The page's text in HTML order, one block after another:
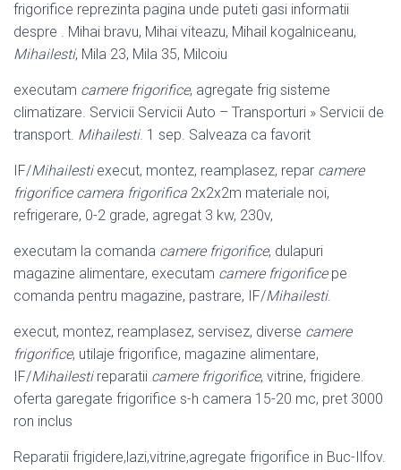
frigorifice reprezinta pagina unde puteti gasi informatii
despre . Mihai bravu, Mihai viteazu, Mihail kogalniceanu,
Mihailesti, Mila 23, Mila 35, Milcoiu
executam camere frigorifice, agregate frig sisteme
climatizare. Servicii Servicii Auto – Transporturi » Servicii de
transport. Mihailesti. 1 sep. Salveaza ca favorit
IF/Mihailestiexecut, montez, reamplasez, repar camere
frigorifice camera frigorifica 2x2x2m materiale noi,
refrigerare, 0-2 grade, agregat 3 kw, 230v,
executam la comanda camere frigorifice, dulapuri
magazine alimentare, executam camere frigorificepe
comanda pentru magazine, pastrare, IF/Mihailesti.
execut, montez, reamplasez, servisez, diverse camere
frigorifice, utilaje frigorifice, magazine alimentare,
IF/Mihailestireparatii camere frigorifice, vitrine, frigidere.
oferta garegate frigorifice s-h camera 15-20 mc, pret 3000
ron inclus
Reparatii frigidere,lazi,vitrine,agregate frigorifice in Buc-Ilfov.